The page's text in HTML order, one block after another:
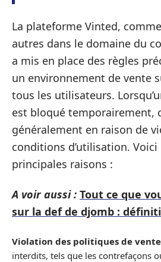
La plateforme Vinted,
autres dans le domaine du
a mis en place des règles
un environnement de vente
tous les utilisateurs.
est bloqué temporairement,
généralement en raison de
conditions d’utilisation. Voici
principales raisons :
A voir aussi : Tout ce que
sur la def de djomb :
Violation des politiques de
interdits, tels que les contrefaçons